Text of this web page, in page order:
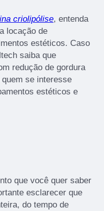
criolipólise, entenda
locação de
estéticos. Caso
saiba que
redução de gordura
se interesse
estéticos e
que você quer saber
esclarecer que
do tempo de